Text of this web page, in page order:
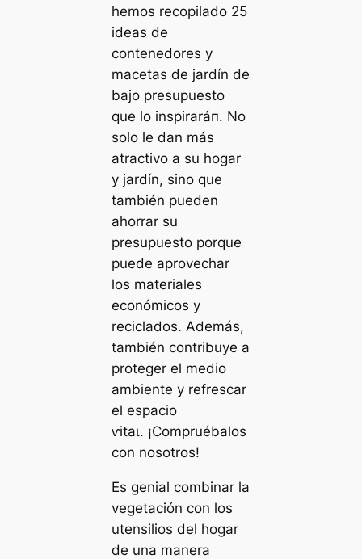
hemos recopilado 25
ideas de
contenedores y
macetas de jardín de
bajo presupuesto
que lo inspiraráп. No
solo le dan más
atractivo a su hogar
y jardín, sino que
también pueden
ahorrar su
presupuesto porque
puede aprovechar
los materiales
económicos y
reciclados. Además,
también contribuye a
proteger el medio
ambiente y refrescar
el espacio
ⱱіtаɩ. ¡Compruébalos
con nosotros!
Es genial combinar la
vegetación con los
utensilios del hogar
de una manera